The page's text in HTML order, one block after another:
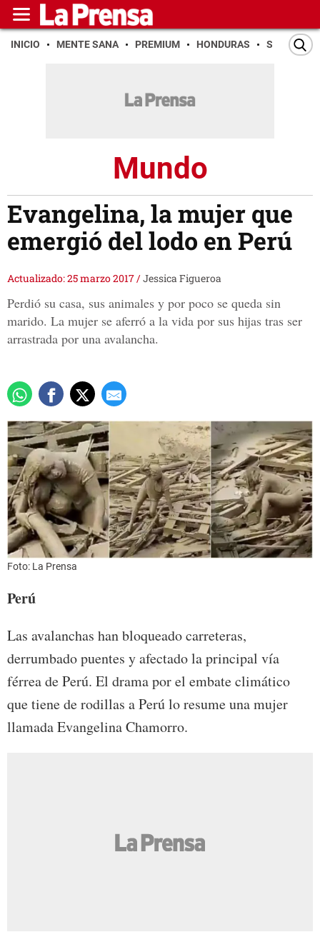
INICIO MENTE SANA PREMIUM HONDURAS SAN PEDRO
Mundo
Evangelina, la mujer que
emergió del lodo en Perú
Actualizado: 25 marzo 2017/Jessica Figueroa
Perdió su casa, sus animales y por poco se queda sin
marido. La mujer se aferró a la vida por sus hijas tras ser
arrastrada por una avalancha.
Foto: La Prensa
Perú
Las avalanchas han bloqueado carreteras,
derrumbado puentes y afectado la principal vía
férrea de Perú. El drama por el embate climático
que tiene de rodillas a Perú lo resume una mujer
llamada Evangelina Chamorro.